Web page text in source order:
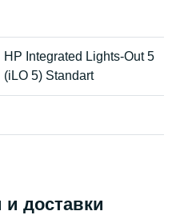
HP Integrated Lights-Out 5
(iLO 5) Standart
и доставки